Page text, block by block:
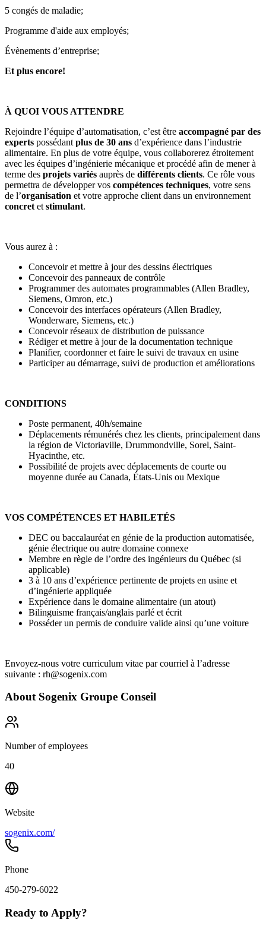
5 congés de maladie;
Programme d'aide aux employés;
Évènements d’entreprise;
Et plus encore!
À QUOI VOUS ATTENDRE
Rejoindre l’équipe d’automatisation, c’est être accompagné par des
experts possédant plus de 30 ans d’expérience dans l’industrie
alimentaire. En plus de votre équipe, vous collaborerez étroitement
avec les équipes d’ingénierie mécanique et procédé afin de mener à
terme des projets variés auprès de différents clients. Ce rôle vous
permettra de développer vos compétences techniques, votre sens
de l’organisation et votre approche client dans un environnement
concret et stimulant.
Vous aurez à :
Concevoir et mettre à jour des dessins électriques
Concevoir des panneaux de contrôle
Programmer des automates programmables (Allen Bradley,
Siemens, Omron, etc.)
Concevoir des interfaces opérateurs (Allen Bradley,
Wonderware, Siemens, etc.)
Concevoir réseaux de distribution de puissance
Rédiger et mettre à jour de la documentation technique
Planifier, coordonner et faire le suivi de travaux en usine
Participer au démarrage, suivi de production et améliorations
CONDITIONS
Poste permanent, 40h/semaine
Déplacements rémunérés chez les clients, principalement dans
la région de Victoriaville, Drummondville, Sorel, Saint-
Hyacinthe, etc.
Possibilité de projets avec déplacements de courte ou
moyenne durée au Canada, États-Unis ou Mexique
VOS COMPÉTENCES ET HABILETÉS
DEC ou baccalauréat en génie de la production automatisée,
génie électrique ou autre domaine connexe
Membre en règle de l’ordre des ingénieurs du Québec (si
applicable)
3 à 10 ans d’expérience pertinente de projets en usine et
d’ingénierie appliquée
Expérience dans le domaine alimentaire (un atout)
Bilinguisme français/anglais parlé et écrit
Posséder un permis de conduire valide ainsi qu’une voiture
Envoyez-nous votre curriculum vitae par courriel à l’adresse
suivante : rh@sogenix.com
About Sogenix Groupe Conseil
Number of employees
40
Website
sogenix.com/
Phone
450-279-6022
Ready to Apply?